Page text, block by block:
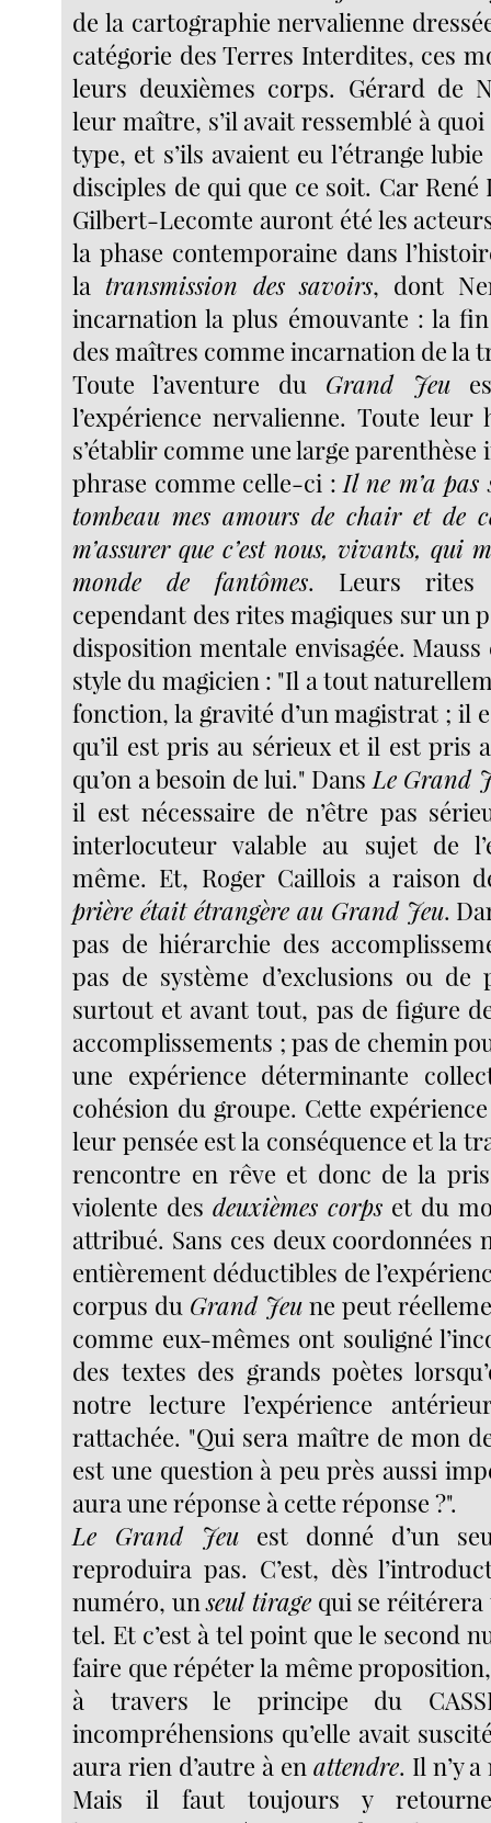
de la cartographie nervalienne
catégorie des Terres Interdites, ces
leurs deuxièmes corps. Gérard de
leur maître, s’il avait ressemblé à
type, et s’ils avaient eu l’étrange
disciples de qui que ce soit. Car René
Gilbert-Lecomte auront été les
la phase contemporaine dans
la transmission des savoirs, dont
incarnation la plus émouvante : la
des maîtres comme incarnation de la
Toute l’aventure du Grand Jeu
l’expérience nervalienne. Toute
s’établir comme une large
phrase comme celle-ci :Il ne m’a
tombeau mes amours de chair et de
m’assurer que c’est nous, vivants, qui
monde de fantômes. Leurs rites
cependant des rites magiques sur un
disposition mentale envisagée.
style du magicien : "Il a tout
fonction, la gravité d’un magistrat ; il
qu’il est pris au sérieux et il est pris
qu’on a besoin de lui." DansLe Grand
il est nécessaire de n’être pas
interlocuteur valable au sujet de
même. Et, Roger Caillois a raison
prière était étrangère au Grand Jeu.
pas de hiérarchie des
pas de système d’exclusions ou de
surtout et avant tout, pas de figure
accomplissements ; pas de chemin
une expérience déterminante
cohésion du groupe. Cette
leur pensée est la conséquence et la
rencontre en rêve et donc de la
violente desdeuxièmes corps et du
attribué. Sans ces deux coordonnées
entièrement déductibles de
corpus du Grand Jeu ne peut
comme eux-mêmes ont souligné
des textes des grands poètes
notre lecture l’expérience
rattachée. "Qui sera maître de mon
est une question à peu près aussi
aura une réponse à cette réponse ?".
Le Grand Jeu est donné d’un
reproduira pas. C’est, dès
numéro, unseul tirage qui se
tel. Et c’est à tel point que le second
faire que répéter la même
à travers le principe du
incompréhensions qu’elle avait
aura rien d’autre à en attendre. Il n’y
Mais il faut toujours y